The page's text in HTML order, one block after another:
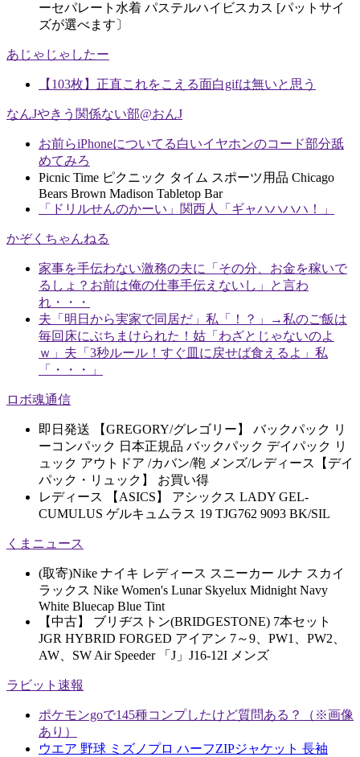
ーセパレート水着 パステルハイビスカス [パットサイ
ズが選べます〕
あじゃじゃしたー
【103枚】正直これをこえる面白gifは無いと思う
なんJやきう関係ない部@おんJ
お前らiPhoneについてる白いイヤホンのコード部分舐
めてみろ
Picnic Time ピクニック タイム スポーツ用品 Chicago
Bears Brown Madison Tabletop Bar
「ドリルせんのかーい」関西人「ギャハハハハ！」
かぞくちゃんねる
家事を手伝わない激務の夫に「その分、お金を稼いで
るしょ？お前は俺の仕事手伝えないし」と言わ
れ・・・
夫「明日から実家で同居だ」私「！？」→私のご飯は
毎回床にぶちまけられた！姑「わざとじゃないのよ
ｗ」夫「3秒ルール！すぐ皿に戻せば食えるよ」私
「・・・」
ロボ魂通信
即日発送 【GREGORY/グレゴリー】 バックパック リ
ーコンパック 日本正規品 バックパック デイパック リ
ュック アウトドア /カバン/鞄 メンズ/レディース【デイ
パック・リュック】 お買い得
レディース 【ASICS】 アシックス LADY GEL-
CUMULUS ゲルキュムラス 19 TJG762 9093 BK/SIL
くまニュース
(取寄)Nike ナイキ レディース スニーカー ルナ スカイ
ラックス Nike Women's Lunar Skyelux Midnight Navy
White Bluecap Blue Tint
【中古】 ブリヂストン(BRIDGESTONE) 7本セット
JGR HYBRID FORGED アイアン 7～9、PW1、PW2、
AW、SW Air Speeder 「J」J16-12I メンズ
ラビット速報
ポケモンgoで145種コンプしたけど質問ある？（※画像
あり）
ウエア 野球 ミズノプロ ハーフZIPジャケット 長袖